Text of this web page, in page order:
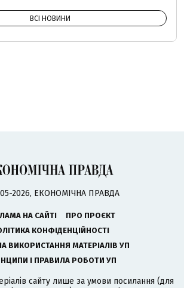
ВСІ НОВИНИ
2026, ЕКОНОМІЧНА ПРАВДА
НА САЙТІ
ПРО ПРОЄКТ
КОНФІДЕНЦІЙНОСТІ
ВИКОРИСТАННЯ МАТЕРІАЛІВ УП
І ПРАВИЛА РОБОТИ УП
сайту лише за умови посилання (для